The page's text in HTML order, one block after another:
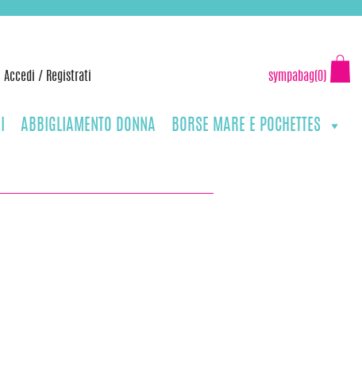
Accedi / Registrati sympabag(0)
ABBIGLIAMENTO DONNA BORSE MARE E POCHETTES